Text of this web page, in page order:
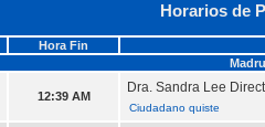
Horarios de
Hora Fin
12:39 AM
Dra. Sandra Lee
Ciudadano quiste